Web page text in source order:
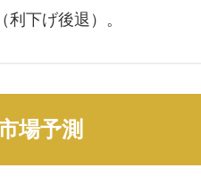
利下げ後退）。
場予測